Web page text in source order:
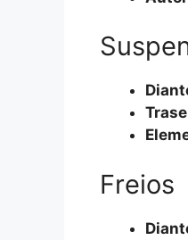
Freios